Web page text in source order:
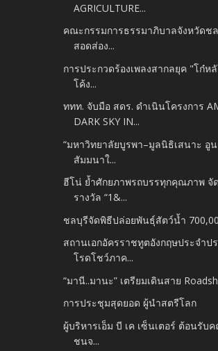
AGRICULTURE...
คณะกรรมการธรรมาภิบาลจังหวัดช
สอดส่อง...
การประกวดร้องเพลงสากลยุค "โก๋ห
โค้ง...
ททท. จับมือ สดร. ดำเนินโครงการ
DARK SKY IN...
“มหาวิทยาลัยบูรพา–มูลนิธิเสนาะ อูน
สัมมนาใ...
ฮีโน่ ย้ำศักยภาพรถบรรทุกคุณภาพ จั
รางวัล “1&...
ชลบุรีจัดพิธีปล่อยพันธุ์สัตว์น้ำ
สถานเอกอัครราชทูตอังกฤษประจำป
โรดโชว์ภาค...
“มานี..มานะ” เตรียมเดินสาย
การประชุมสุดยอด ผู้นำสตรีโลก
ผู้บริหารเอ็ม บี เค เซ็นเตอร์ ต้อนรับ
ชนจ...